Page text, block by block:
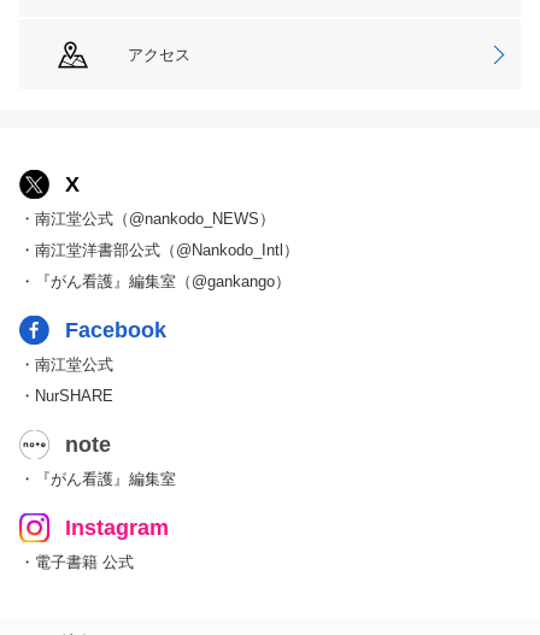
アクセス
X
・南江堂公式（@nankodo_NEWS）
・南江堂洋書部公式（@Nankodo_Intl）
・『がん看護』編集室（@gankango）
Facebook
・南江堂公式
・NurSHARE
note
・『がん看護』編集室
Instagram
・電子書籍 公式